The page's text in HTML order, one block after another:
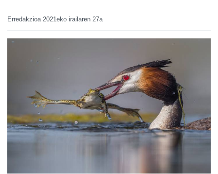
Erredakzioa 2021eko irailaren 27a